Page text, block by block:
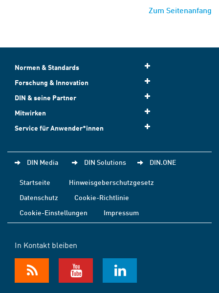
Zum Seitenanfang
Normen & Standards
Forschung & Innovation
DIN & seine Partner
Mitwirken
Service für Anwender*innen
DIN Media DIN Solutions DIN.ONE
Startseite
Hinweisgeberschutzgesetz
Datenschutz
Cookie-Richtlinie
Cookie-Einstellungen
Impressum
In Kontakt bleiben